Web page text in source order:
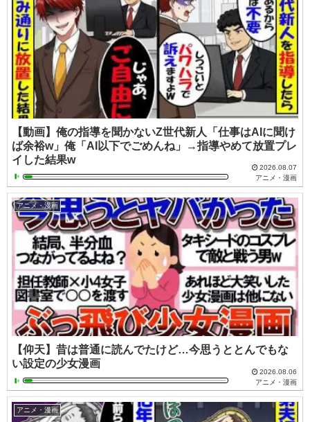
【動画】俺の指導を聞かないZ世代新人「仕事はAIに聞け
ば余裕w」俺「AI以下でごめんね」→指導やめて放置プレ
イした結果w
2026.08.07
アニメ・漫画
アニメ・漫画
【仰天】昔は普通に読んでたけど…今思うととんでもな
い設定の少女漫画
2026.08.06
アニメ・漫画
アニメ・漫画